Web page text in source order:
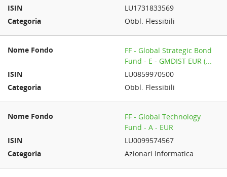
LU1731833569
Obbl. Flessibili
FF - Global Strategic Bond
Fund - E - GMDIST EUR (...
LU0859970500
Obbl. Flessibili
FF - Global Technology
Fund - A - EUR
LU0099574567
Azionari Informatica